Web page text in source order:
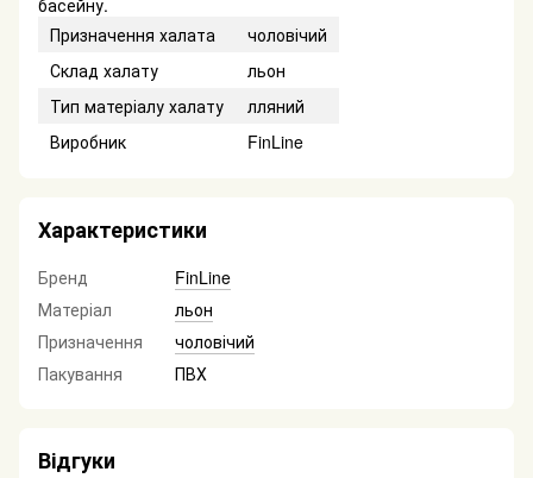
басейну.
Призначення халата
чоловічий
Склад халату
льон
Тип матеріалу халату
лляний
Виробник
FinLine
Характеристики
Бренд
FinLine
Матеріал
льон
Призначення
чоловічий
Пакування
ПВХ
Відгуки